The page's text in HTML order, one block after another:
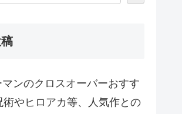
ンのクロスオーバーおすす
術やヒロアカ等、人気作との